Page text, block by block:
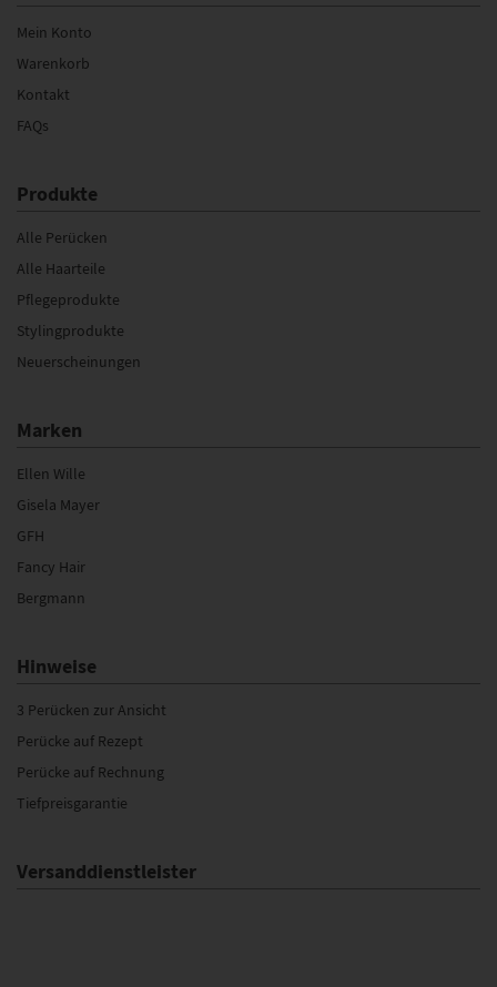
Mein Konto
Warenkorb
Kontakt
FAQs
Produkte
Alle Perücken
Alle Haarteile
Pflegeprodukte
Stylingprodukte
Neuerscheinungen
Marken
Ellen Wille
Gisela Mayer
GFH
Fancy Hair
Bergmann
Hinweise
3 Perücken zur Ansicht
Perücke auf Rezept
Perücke auf Rechnung
Tiefpreisgarantie
Versanddienstleister